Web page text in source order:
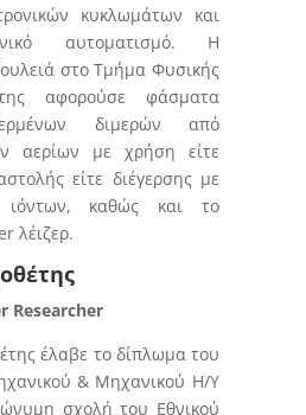
κυκλωμάτων και
αυτοματισμό. Η
στο Τμήμα Φυσικής
αφορούσε φάσματα
διμερών από
αερίων με χρήση είτε
είτε διέγερσης με
καθώς και το
λέιζερ.
Researcher
έλαβε το δίπλωμα του
& Μηχανικού Η/Υ
σχολή του Εθνικού